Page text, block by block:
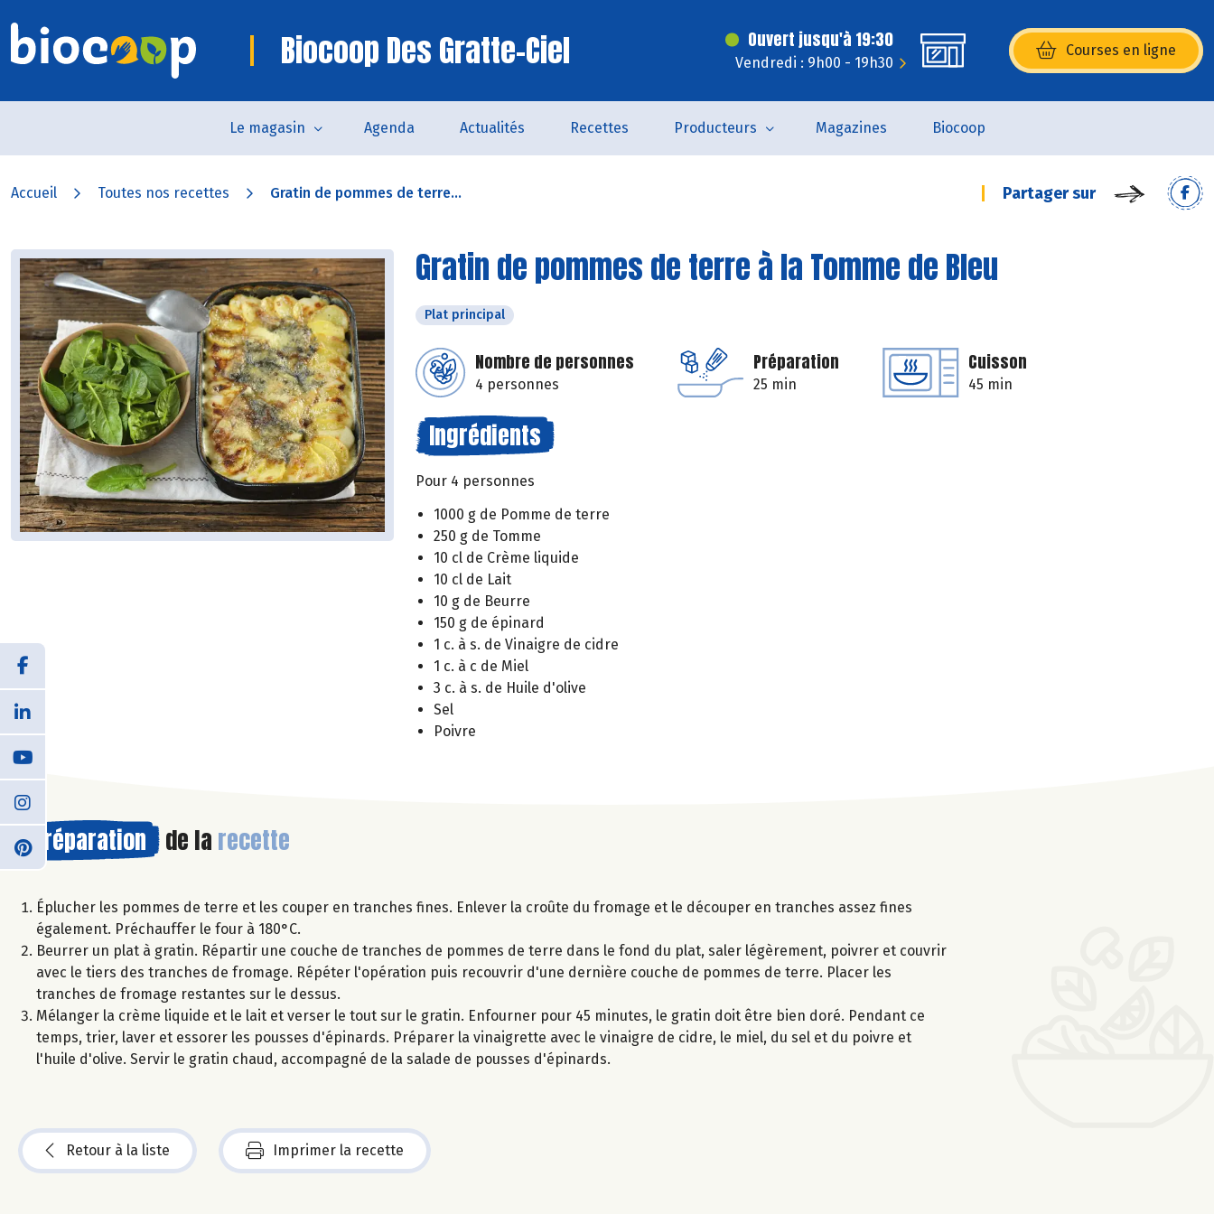
Biocoop Des Gratte-Ciel Ouvert jusqu'à 19:30
Vendredi : 9h00 - 19h30
Courses en ligne
(s’ouvre dans une nouvelle
Le magasin Agenda Actualités Recettes Producteurs Magazines Biocoop
Accueil Toutes nos recettes Gratin de pommes de terre... Partager sur
Gratin de pommes de terre à la Tomme de Bleu
Plat principal
Nombre de personnes
4 personnes
Préparation
25 min
Cuisson
45 min
Ingrédients
Pour 4 personnes
1000 g de Pomme de terre
250 g de Tomme
10 cl de Crème liquide
10 cl de Lait
10 g de Beurre
150 g de épinard
1 c. à s. de Vinaigre de cidre
1 c. à c de Miel
3 c. à s. de Huile d'olive
Sel
Poivre
Préparation de la recette
Éplucher les pommes de terre et les couper en tranches fines. Enlever la croûte du fromage et le découper en tranches assez fines
également. Préchauffer le four à 180°C.
Beurrer un plat à gratin. Répartir une couche de tranches de pommes de terre dans le fond du plat, saler légèrement, poivrer et couvrir
avec le tiers des tranches de fromage. Répéter l'opération puis recouvrir d'une dernière couche de pommes de terre. Placer les
tranches de fromage restantes sur le dessus.
Mélanger la crème liquide et le lait et verser le tout sur le gratin. Enfourner pour 45 minutes, le gratin doit être bien doré. Pendant ce
temps, trier, laver et essorer les pousses d'épinards. Préparer la vinaigrette avec le vinaigre de cidre, le miel, du sel et du poivre et
l'huile d'olive. Servir le gratin chaud, accompagné de la salade de pousses d'épinards.
Retour à la liste Imprimer la recette